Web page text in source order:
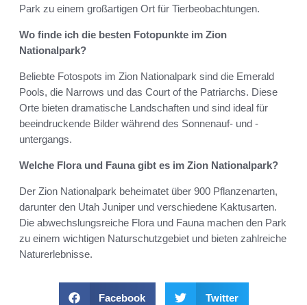
Park zu einem großartigen Ort für Tierbeobachtungen.
Wo finde ich die besten Fotopunkte im Zion
Nationalpark?
Beliebte Fotospots im Zion Nationalpark sind die Emerald
Pools, die Narrows und das Court of the Patriarchs. Diese
Orte bieten dramatische Landschaften und sind ideal für
beeindruckende Bilder während des Sonnenauf- und -
untergangs.
Welche Flora und Fauna gibt es im Zion Nationalpark?
Der Zion Nationalpark beheimatet über 900 Pflanzenarten,
darunter den Utah Juniper und verschiedene Kaktusarten.
Die abwechslungsreiche Flora und Fauna machen den Park
zu einem wichtigen Naturschutzgebiet und bieten zahlreiche
Naturerlebnisse.
Facebook Twitter